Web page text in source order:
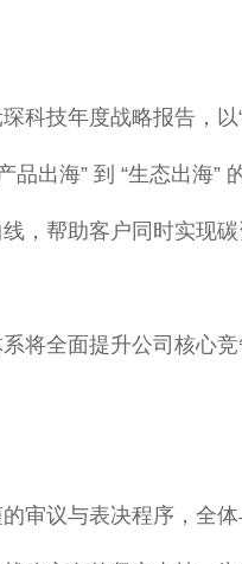
科技年度战略报告，
品出海” 到 “生态出海
，帮助客户同时实现碳
将全面提升公司核心
审议与表决程序，全